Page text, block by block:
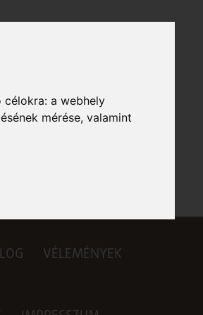
célokra:a webhely
mérése, valamint
VÉLEMÉNYEK